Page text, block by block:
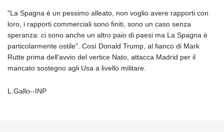
"La Spagna è un pessimo alleato, non voglio avere rapporti con
loro, i rapporti commerciali sono finiti, sono un caso senza
speranza: ci sono anche un altro paio di paesi ma La Spagna è
particolarmente ostile". Così Donald Trump, al fianco di Mark
Rutte prima dell'avvio del vertice Nato, attacca Madrid per il
mancato sostegno agli Usa a livello militare.
L.Gallo--INP